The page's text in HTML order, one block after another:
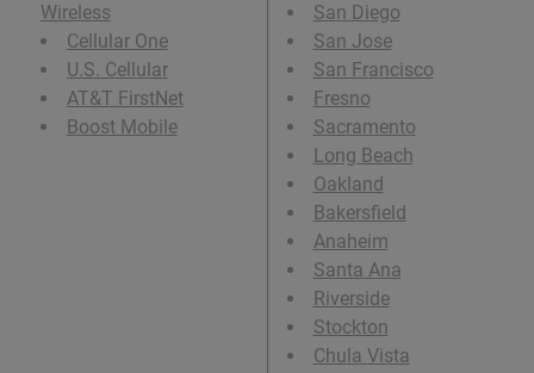
Wireless
Cellular One
U.S. Cellular
AT&T FirstNet
Boost Mobile
San Diego
San Jose
San Francisco
Fresno
Sacramento
Long Beach
Oakland
Bakersfield
Anaheim
Santa Ana
Riverside
Stockton
Chula Vista